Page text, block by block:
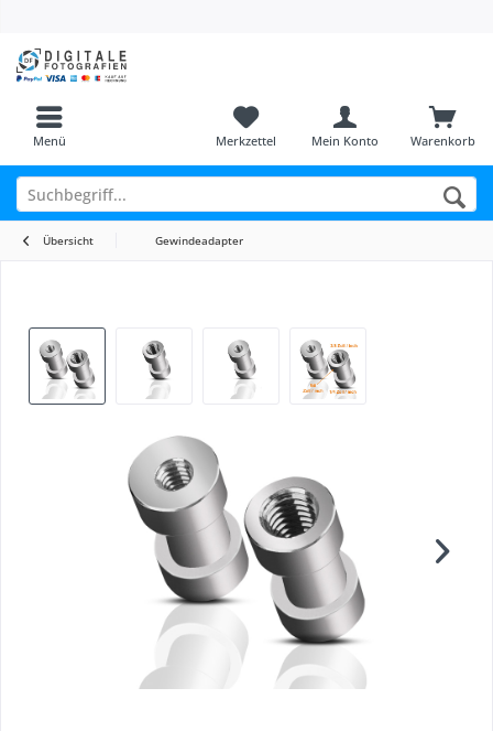
Menü Warenkorb
Merkzettel Mein Konto
Übersicht Gewindeadapter